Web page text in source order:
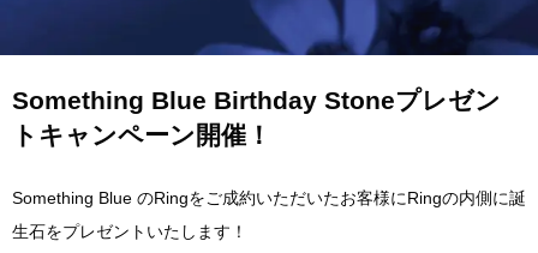
Something Blue Birthday Stoneプレゼン
トキャンペーン開催！
Something Blue のRingをご成約いただいたお客様にRingの内側に誕
生石をプレゼントいたします！